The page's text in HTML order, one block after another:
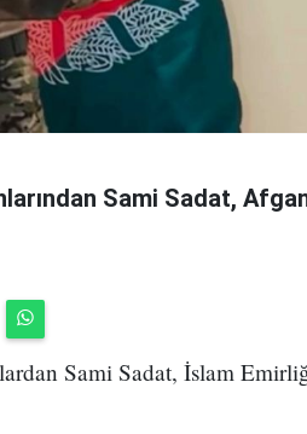
Sami Sadat,
Sami Sadat, İslam